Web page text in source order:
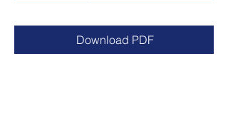
Download PDF